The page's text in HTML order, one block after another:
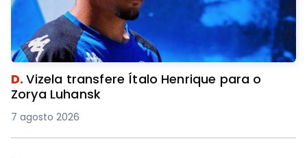
D.Vizela transfere Ítalo Henrique para o
Zorya Luhansk
7 agosto 2026